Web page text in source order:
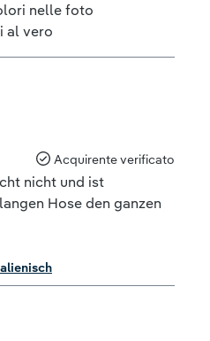
nelle foto
al vero
di 5 su 5 stelle
Acquirente verificato
nicht und ist
Hose den ganzen